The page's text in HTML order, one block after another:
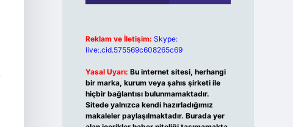
Reklam ve İletişim: Skype:
live:.cid.575569c608265c69
Yasal Uyarı: Bu internet sitesi, herhangi
bir marka, kurum veya şahıs şirketi ile
hiçbir bağlantısı bulunmamaktadır.
Sitede yalnızca kendi hazırladığımız
makaleler paylaşılmaktadır. Burada yer